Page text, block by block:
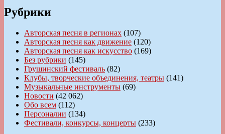
Рубрики
Авторская песня в регионах (107)
Авторская песня как движение (120)
Авторская песня как искусство (169)
Без рубрики (145)
Грушинский фестиваль (82)
Клубы, творческие объединения, театры (141)
Музыкальные инструменты (69)
Новости (42 062)
Обо всем (112)
Персоналии (134)
Фестивали, конкурсы, концерты (233)